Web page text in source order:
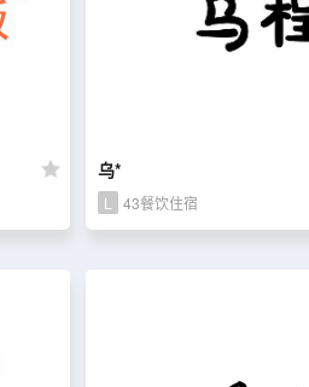
乌*
L 43餐饮住宿